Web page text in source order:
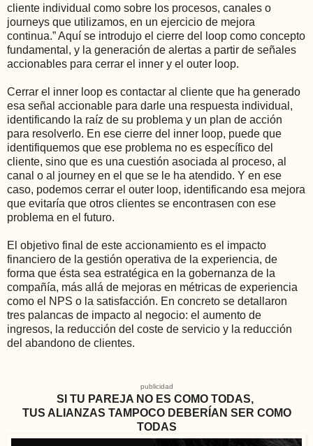
cliente individual como sobre los procesos, canales o
journeys que utilizamos, en un ejercicio de mejora
continua.” Aquí se introdujo el cierre del loop como concepto
fundamental, y la generación de alertas a partir de señales
accionables para cerrar el inner y el outer loop.
Cerrar el inner loop es contactar al cliente que ha generado
esa señal accionable para darle una respuesta individual,
identificando la raíz de su problema y un plan de acción
para resolverlo. En ese cierre del inner loop, puede que
identifiquemos que ese problema no es específico del
cliente, sino que es una cuestión asociada al proceso, al
canal o al journey en el que se le ha atendido. Y en ese
caso, podemos cerrar el outer loop, identificando esa mejora
que evitaría que otros clientes se encontrasen con ese
problema en el futuro.
El objetivo final de este accionamiento es el impacto
financiero de la gestión operativa de la experiencia, de
forma que ésta sea estratégica en la gobernanza de la
compañía, más allá de mejoras en métricas de experiencia
como el NPS o la satisfacción. En concreto se detallaron
tres palancas de impacto al negocio: el aumento de
ingresos, la reducción del coste de servicio y la reducción
del abandono de clientes.
publicidad
SI TU PAREJA NO ES COMO TODAS,
TUS ALIANZAS TAMPOCO DEBERÍAN SER COMO
TODAS